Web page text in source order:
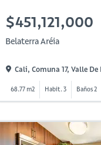
$451,121,000
Belaterra Aréia
Cali, Comuna 17, Valle De
68.77 m2 Habit. 3 Baños 2